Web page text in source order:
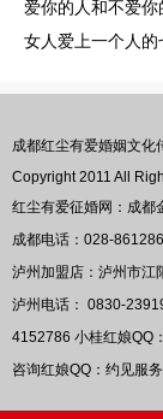
爱你的人和不爱你
女人爱上一个人的
成都红尘有爱婚姻文化
Copyright 2011 All
红尘有爱征婚网：成都
成都电话：028-
泸州加盟店：泸州市江
泸州电话： 0830-
4152786 小桂红娘QQ：
咨询红娘QQ：约见服务